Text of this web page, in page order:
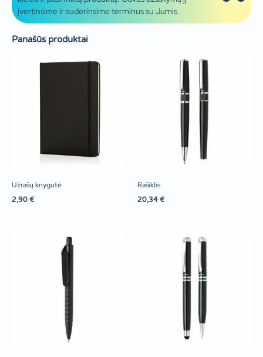
įvertinsime ir suderinsime terminus su Jumis.
Panašūs produktai
Užrašų knygutė
2,90 €
Rašiklis
20,34 €